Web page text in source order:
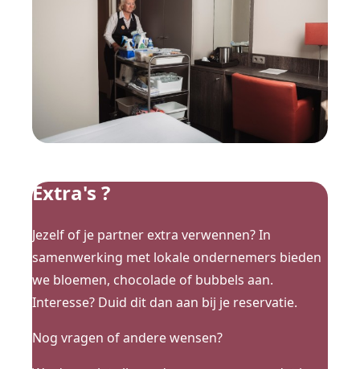
Extra's ?
Jezelf of je partner extra verwennen? In
samenwerking met lokale ondernemers bieden
we bloemen, chocolade of bubbels aan.
Interesse? Duid dit dan aan bij je reservatie.
Nog vragen of andere wensen?